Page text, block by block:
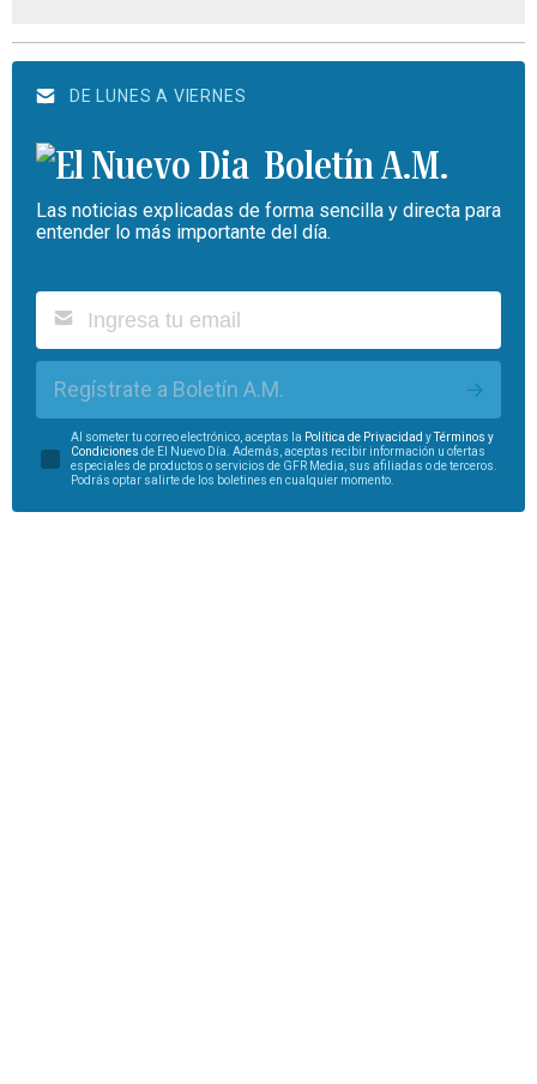
DE LUNES A VIERNES
Boletín A.M.
Las noticias explicadas de forma sencilla y directa para
entender lo más importante del día.
Regístrate a Boletín A.M.
Al someter tu correo electrónico, aceptas la Política de Privacidad yTérminos y
Condiciones de El Nuevo Día. Además, aceptas recibir información u ofertas
especiales de productos o servicios de GFR Media, sus afiliadas o de terceros.
Podrás optar salirte de los boletines en cualquier momento.